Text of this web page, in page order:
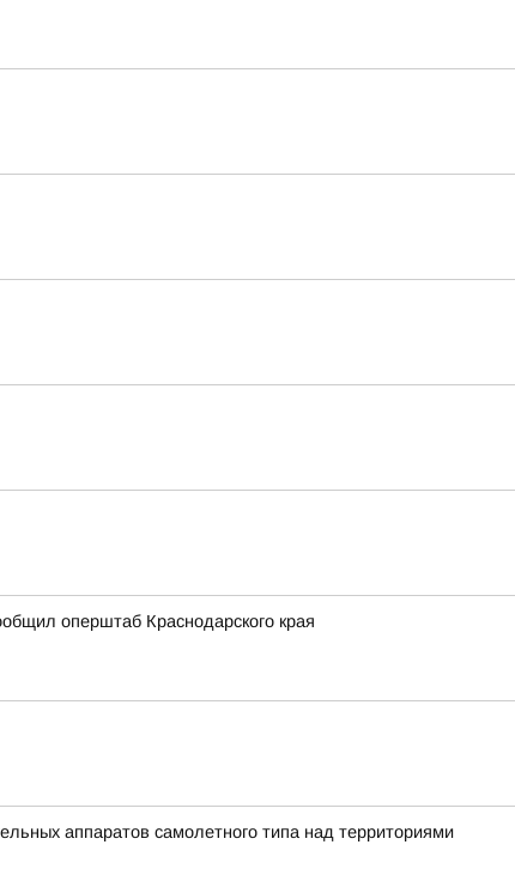
оперштаб Краснодарского края
аппаратов самолетного типа над территориями